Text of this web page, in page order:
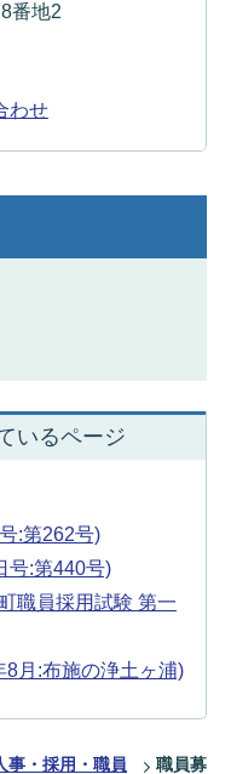
番地2
わせ
いるページ
:第262号)
号:第440号)
職員採用試験 第一
月:布施の浄土ヶ浦)
事・採用・職員 職員募